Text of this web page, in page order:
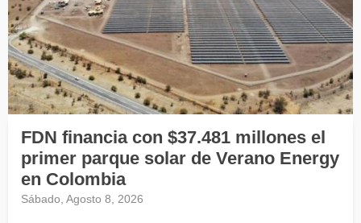
FDN financia con $37.481 millones el
primer parque solar de Verano Energy
en Colombia
Sábado, Agosto 8, 2026